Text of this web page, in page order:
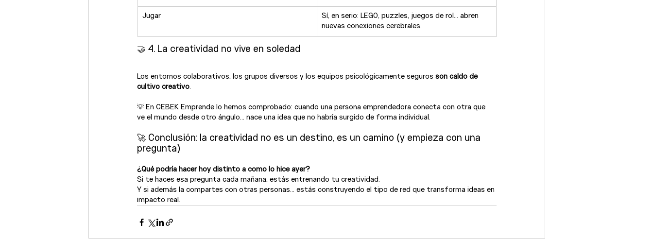
Jugar
Sí, en serio: LEGO, puzzles, juegos de rol… abren
nuevas conexiones cerebrales.
🤝 4. La creatividad no vive en soledad
Los entornos colaborativos, los grupos diversos y los equipos psicológicamente seguros son caldo de
cultivo creativo.
💡 En CEBEK Emprende lo hemos comprobado: cuando una persona emprendedora conecta con otra que
ve el mundo desde otro ángulo… nace una idea que no habría surgido de forma individual.
🚀 Conclusión: la creatividad no es un destino, es un camino (y empieza con una
pregunta)
¿Qué podría hacer hoy distinto a como lo hice ayer?
Si te haces esa pregunta cada mañana, estás entrenando tu creatividad.
Y si además la compartes con otras personas… estás construyendo el tipo de red que transforma ideas en
impacto real.